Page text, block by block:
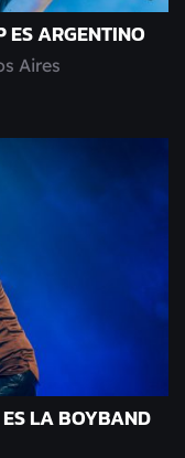
ES ARGENTINO
Aires
ES LA BOYBAND